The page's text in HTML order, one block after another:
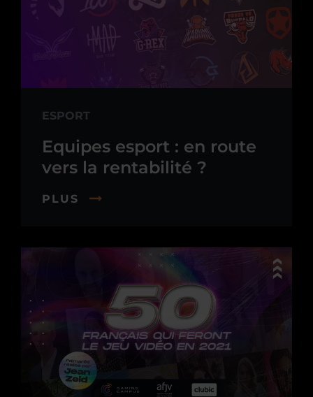
ESPORT
Equipes esport : en route
vers la rentabilité ?
PLUS